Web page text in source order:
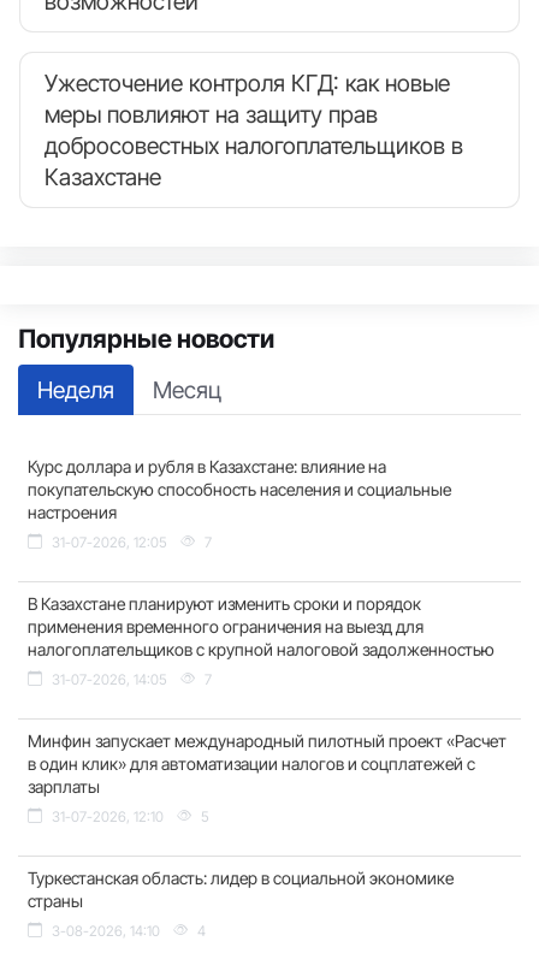
Ужесточение контроля КГД: как новые
меры повлияют на защиту прав
добросовестных налогоплательщиков в
Казахстане
Популярные новости
Неделя Месяц
Курс доллара и рубля в Казахстане: влияние на
покупательскую способность населения и социальные
настроения
31-07-2026, 12:05 7
В Казахстане планируют изменить сроки и порядок
применения временного ограничения на выезд для
налогоплательщиков с крупной налоговой задолженностью
31-07-2026, 14:05 7
Минфин запускает международный пилотный проект «Расчет
в один клик» для автоматизации налогов и соцплатежей с
зарплаты
31-07-2026, 12:10 5
Туркестанская область: лидер в социальной экономике
страны
3-08-2026, 14:10 4